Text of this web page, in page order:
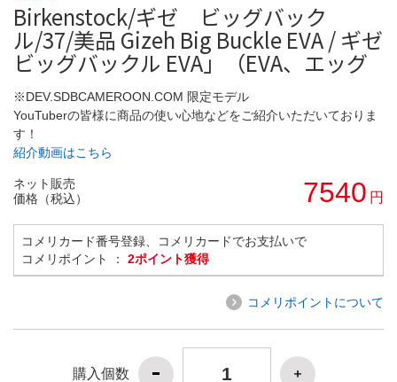
Birkenstock/ギゼ ビッグバック
ル/37/美品 Gizeh Big Buckle EVA / ギゼ
ビッグバックル EVA」（EVA、エッグ
※DEV.SDBCAMEROON.COM 限定モデル
YouTuberの皆様に商品の使い心地などをご紹介いただいておりま
す！
紹介動画はこちら
ネット販売
価格（税込）
7540 円
コメリカード番号登録、コメリカードでお支払いで
コメリポイント ： 2ポイント獲得
コメリポイントについて
購入個数